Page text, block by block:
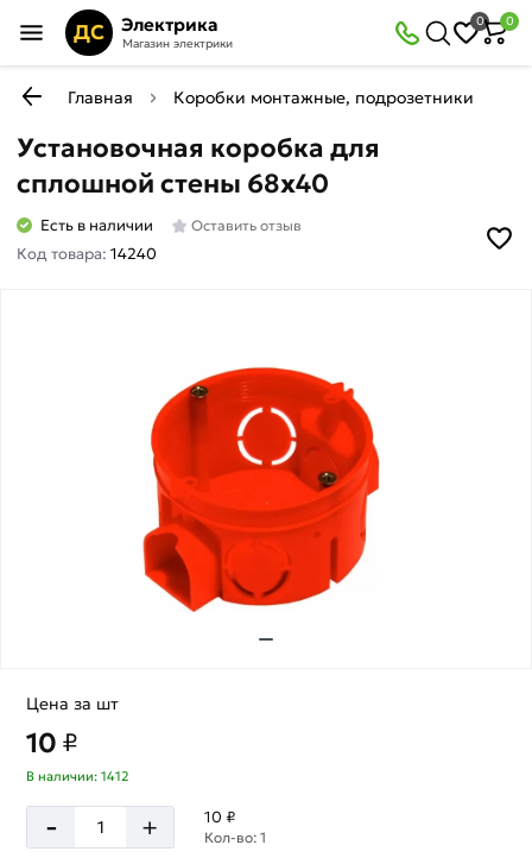
ДС Электрика
Магазин электрики
0 0
Главная Коробки монтажные, подрозетники
Установочная коробка для
сплошной стены 68х40
Есть в наличии Оставить отзыв
Код товара:14240
Цена за шт
10 ₽
В наличии: 1412
- + 10 ₽
Кол-во: 1